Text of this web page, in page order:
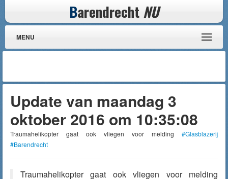
Barendrecht NU
MENU
Update van maandag 3
oktober 2016 om 10:35:08
Traumahelikopter gaat ook vliegen voor melding #Glasblazerij
#Barendrecht
Traumahelikopter gaat ook vliegen voor melding